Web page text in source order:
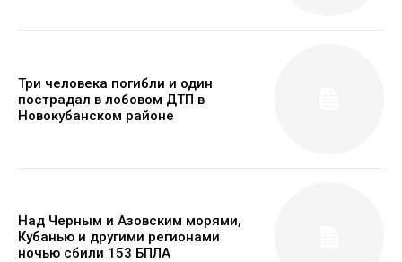
Три человека погибли и один
пострадал в лобовом ДТП в
Новокубанском районе
Над Черным и Азовским морями,
Кубанью и другими регионами
ночью сбили 153 БПЛА